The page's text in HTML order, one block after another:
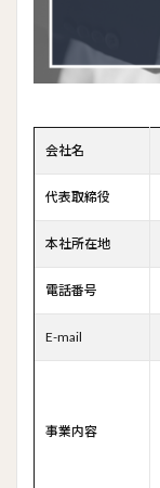
会社名
代表取締役
本社所在地
電話番号
E-mail
事業内容